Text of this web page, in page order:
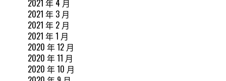
2021 年 4 月
2021 年 3 月
2021 年 2 月
2021 年 1 月
2020 年 12 月
2020 年 11 月
2020 年 10 月